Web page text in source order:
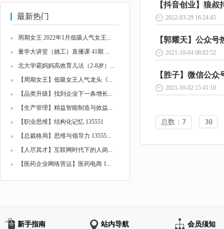
最新热门
周期女王 2022年1月低吸人气女王...
量学大讲堂（姚工）直播课 41期 ...
北大学霸妈妈高效育儿法（2-8岁）...
【周期女王】低吸女王人气龙头《...
【品类升级】找到企业下一条增长...
【生产管理】精益智能制造与效益...
【职业思维】结构化记忆 135551
【总裁格局】思维与领导力 13555...
【人尽其才】互联网时代下的人岗...
【医药企业网络营运】医药电商 1...
【抖音创业】狼
2022-03-29 16:24:45
【郭耀天】公众
2021-10-04 08:02:52
【胜子】微信公众
2021-10-02 15:41:10
总数：7 30
新手指南 站内导航 会员须知